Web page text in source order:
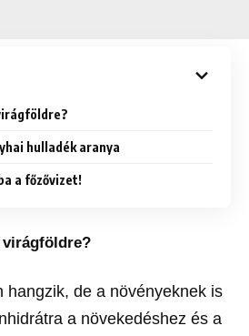
hulladék aranya
a főzővizet!
hangzik, de a növényeknek is
a növekedéshez és a